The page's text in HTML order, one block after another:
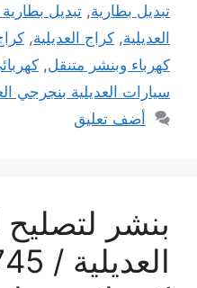
تبديل بطارية, تبديل
العديلية, كراج العديلية,
كهرباء وبنشر متنقل,
سيارات العديلية بنجرجي
أضف تعليق
بنشر